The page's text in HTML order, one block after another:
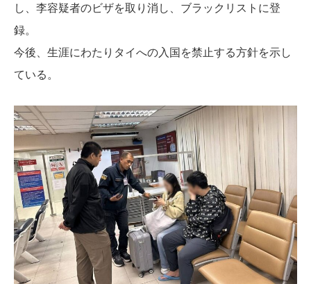
し、李容疑者のビザを取り消し、ブラックリストに登
録。
今後、生涯にわたりタイへの入国を禁止する方針を示し
ている。